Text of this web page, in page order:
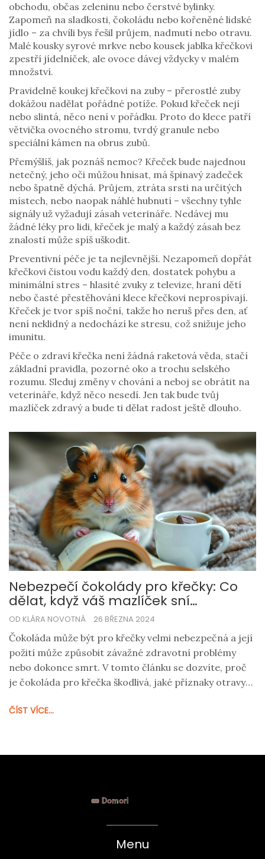
obchodu, občas zeleninu nebo čerstvé bylinky.
Zapomeň na sladkosti, čokoládu nebo kořeněné lidské
jídlo – za chvíli bys řešil průjem, nadmutí nebo otravu.
Malé kousky syrové mrkve nebo kousek jablka křečkovi
zpestří jídelníček, ale ovoce dávej vždycky v malém
množství.
Pravidelně koukej křečkovi na zuby – přerostlé zuby
dokážou nadělat pořádné potíže. Pokud křeček nejí
nebo slintá, něco není v pořádku. Proto do klece patří
větvička ovocného stromu, tvrdý granule nebo
speciální kámen na obrus zubů.
Přemýšlíš, jak poznáš nemoc? Křeček bude najednou
netečný, jeho oči můžou hnisat, má špinavý zadeček
nebo špatně dýchá. Průjem, ztráta srsti na určitých
místech, nebo naopak náhlé hubnutí – všechny tyhle
signály už vyžadují zásah veterináře. Nedávej mu
žádné léky pro lidi, křeček je malý a každý zásah bez
znalostí může spíš uškodit.
Preventivní péče je ta nejlevnější. Nezapomeň dopřát
křečkovi čistou vodu každý den, dostatek pohybu a
minimální stres – hlasité zvuky z televize, hraní dětí
nebo časté přestěhování klece křečkovi neprospívají.
Křeček je tvor spíš noční, takže ho neruš přes den, ať
není neklidný a nedochází ke stresu, což snižuje jeho
imunitu.
Péče o zdraví křečka není žádná raketová věda, stačí
základní pravidla, pozorné oko a trochu selského
rozumu. Sleduj změny v chování a neboj se obrátit na
veterináře, když něco nesedí. Jen tak bude tvůj
mazlíček zdravý a bude ti dělat radost ještě dlouho.
Nebezpečí čokolády pro křečky: Co
dělat, když váš mazlíček sní
čokoládu?
OD KLÁRA NOVOTNÁ 26 BŘEZNA 2024
Čokoláda může být pro křečky velmi nebezpečná a její
požití může způsobit závažné zdravotní problémy
nebo dokonce smrt. V tomto článku se dozvíte, proč
je čokoláda pro křečka škodlivá, jaké příznaky otravy
byste měli reagovat v případě, že váš křeček nějakou
ČÍST VÍCE...
Menu